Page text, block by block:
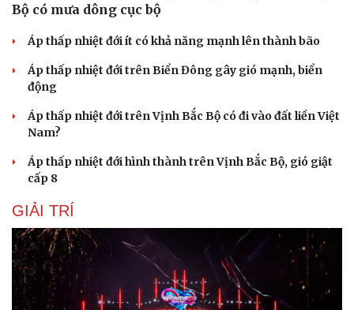
Bộ có mưa dông cục bộ
Áp thấp nhiệt đới ít có khả năng mạnh lên thành bão
Áp thấp nhiệt đới trên Biển Đông gây gió mạnh, biển
động
Áp thấp nhiệt đới trên Vịnh Bắc Bộ có đi vào đất liền Việt
Nam?
Áp thấp nhiệt đới hình thành trên Vịnh Bắc Bộ, gió giật
cấp 8
GIẢI TRÍ